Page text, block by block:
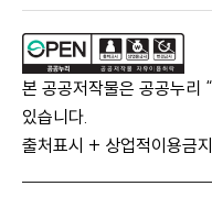
본 공공저작물은 공공누리
있습니다.
출처표시 + 상업적이용금